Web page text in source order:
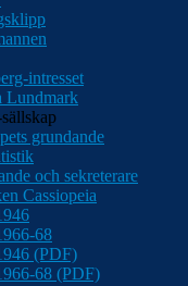
intresset
Lundmark
grundande
och sekreterare
Cassiopeia
68
(PDF)
68 (PDF)